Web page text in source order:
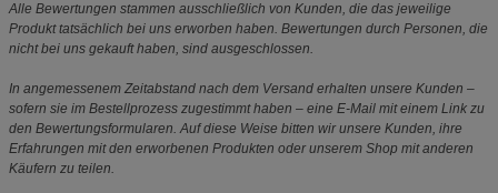
Alle Bewertungen stammen ausschließlich von Kunden, die das jeweilige
Produkt tatsächlich bei uns erworben haben. Bewertungen durch Personen, die
nicht bei uns gekauft haben, sind ausgeschlossen.
In angemessenem Zeitabstand nach dem Versand erhalten unsere Kunden –
sofern sie im Bestellprozess zugestimmt haben – eine E-Mail mit einem Link zu
den Bewertungsformularen. Auf diese Weise bitten wir unsere Kunden, ihre
Erfahrungen mit den erworbenen Produkten oder unserem Shop mit anderen
Käufern zu teilen.